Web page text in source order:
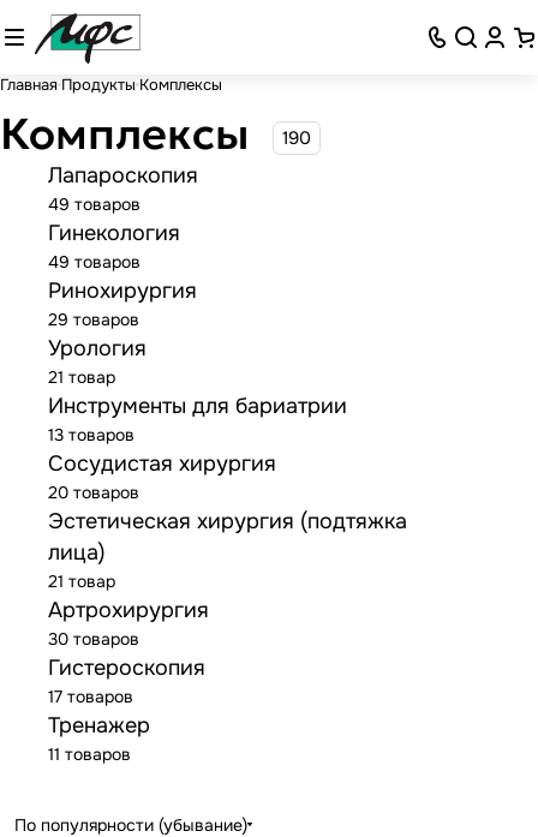
Главная Продукты Комплексы
Комплексы 190
Лапароскопия
49 товаров
Гинекология
49 товаров
Ринохирургия
29 товаров
Урология
21 товар
Инструменты для бариатрии
13 товаров
Сосудистая хирургия
20 товаров
Эстетическая хирургия (подтяжка
лица)
21 товар
Артрохирургия
30 товаров
Гистероскопия
17 товаров
Тренажер
11 товаров
По популярности (убывание)